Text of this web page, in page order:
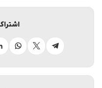
تلگرام ایکس